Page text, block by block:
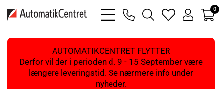
bars
light
phone
magnifying
glass
heart
light
user
light
0
AUTOMATIKCENTRET FLYTTER
Derfor vil der i perioden d. 9 - 15 September være
længere leveringstid. Se nærmere info under
nyheder.